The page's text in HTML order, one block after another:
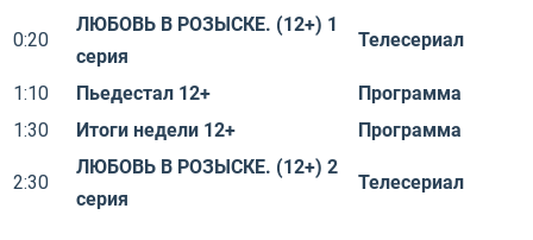
0:20
ЛЮБОВЬ В РОЗЫСКЕ. (12+) 1
серия
Телесериал
1:10 Пьедестал 12+
Программа
1:30
Итоги недели 12+ Программа
2:30
ЛЮБОВЬ В РОЗЫСКЕ. (12+) 2
серия
Телесериал